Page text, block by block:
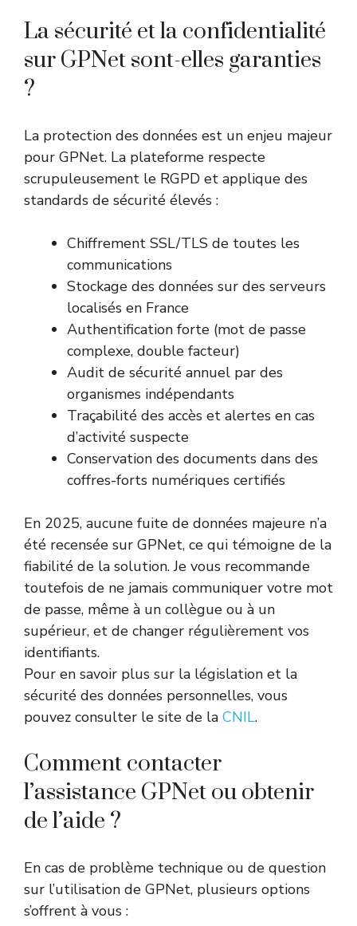
La sécurité et la confidentialité
sur GPNet sont-elles garanties
?
La protection des données est un enjeu majeur
pour GPNet. La plateforme respecte
scrupuleusement le RGPD et applique des
standards de sécurité élevés :
Chiffrement SSL/TLS de toutes les
communications
Stockage des données sur des serveurs
localisés en France
Authentification forte (mot de passe
complexe, double facteur)
Audit de sécurité annuel par des
organismes indépendants
Traçabilité des accès et alertes en cas
d’activité suspecte
Conservation des documents dans des
coffres-forts numériques certifiés
En 2025, aucune fuite de données majeure n’a
été recensée sur GPNet, ce qui témoigne de la
fiabilité de la solution. Je vous recommande
toutefois de ne jamais communiquer votre mot
de passe, même à un collègue ou à un
supérieur, et de changer régulièrement vos
identifiants.
Pour en savoir plus sur la législation et la
sécurité des données personnelles, vous
pouvez consulter le site de la CNIL.
Comment contacter
l’assistance GPNet ou obtenir
de l’aide ?
En cas de problème technique ou de question
sur l’utilisation de GPNet, plusieurs options
s’offrent à vous :